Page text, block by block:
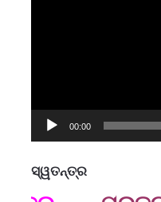
00:00
ସ୍ୱତନ୍ତ୍ର